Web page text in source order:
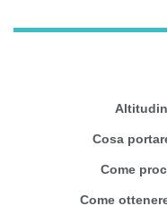
Cosa
Come
Come